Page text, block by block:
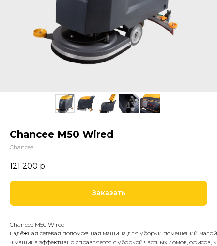
Chancee M50 Wired
Chancee
121 200 р.
Заказать
Chancee M50 Wired —
надёжная сетевая поломоечная машина для уборки помещений
ч машина эффективно справляется с уборкой частных домов, офисов,